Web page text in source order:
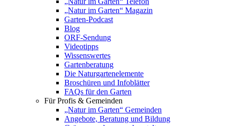
„Natur im Garten“ Magazin
Garten-Podcast
Blog
ORF-Sendung
Videotipps
Wissenswertes
Gartenberatung
Die Naturgartenelemente
Broschüren und Infoblätter
FAQs für den Garten
Für Profis & Gemeinden
„Natur im Garten“ Gemeinden
Angebote, Beratung und Bildung